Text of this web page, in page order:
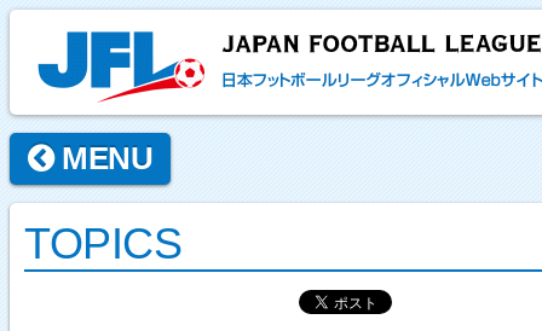
MENU
TOPICS